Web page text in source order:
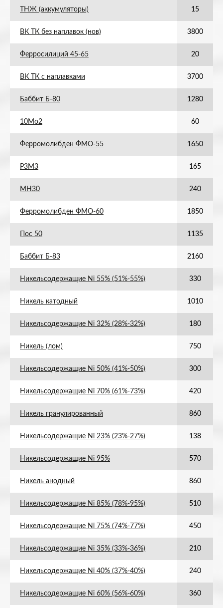
ТНЖ (аккумуляторы) 15
ВК ТК без наплавок (нов) 3800
Ферросилиций 45-65 20
ВК ТК с наплавками 3700
Баббит Б-80 1280
10Мо2 60
Ферромолибден ФМО-55 1650
Р3М3 165
МН30 240
Ферромолибден ФМО-60 1850
Пос 50 1135
Баббит Б-83 2160
Никельсодержащие Ni 55% (51%-55%) 330
Никель катодный 1010
Никельсодержащие Ni 32% (28%-32%) 180
Никель (лом) 750
Никельсодержащие Ni 50% (41%-50%) 300
Никельсодержащие Ni 70% (61%-73%) 420
Никель гранулированный 860
Никельсодержащие Ni 23% (23%-27%) 138
Никельсодержащие Ni 95% 570
Никель анодный 860
Никельсодержащие Ni 85% (78%-95%) 510
Никельсодержащие Ni 75% (74%-77%) 450
Никельсодержащие Ni 35% (33%-36%) 210
Никельсодержащие Ni 40% (37%-40%) 240
Никельсодержащие Ni 60% (56%-60%) 360